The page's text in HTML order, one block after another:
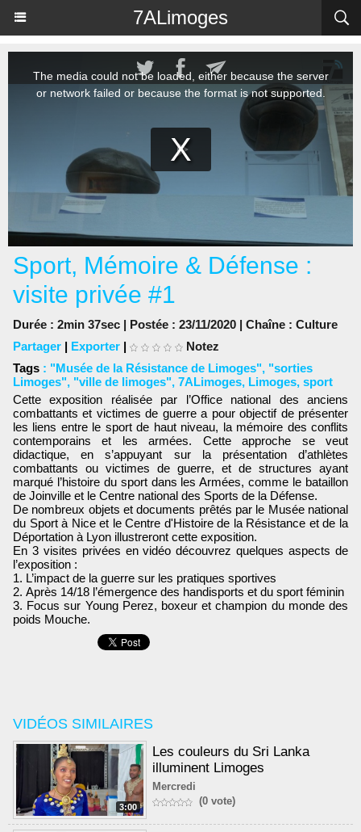
7ALimoges
VIDÉOS SIMILAIRES
3:00
Les couleurs du Sri Lanka
illuminent Limoges
Mercredi
(0 vote)
Sport, Mémoire & Défense :
visite privée #1
Durée : 2min 37sec | Postée : 23/11/2020 | Chaîne : Culture
Partager | Exporter |
Notez
Tags : "Musée de la Résistance de Limoges", "sorties
Limoges", "ville de limoges", 7ALimoges, Limoges, sport
Cette exposition réalisée par l’Office national des anciens
combattants et victimes de guerre a pour objectif de présenter
les liens entre le sport de haut niveau, la mémoire des conflits
contemporains et les armées. Cette approche se veut
didactique, en s’appuyant sur la présentation d’athlètes
combattants ou victimes de guerre, et de structures ayant
marqué l’histoire du sport dans les Armées, comme le bataillon
de Joinville et le Centre national des Sports de la Défense.
De nombreux objets et documents prêtés par le Musée national
du Sport à Nice et le Centre d'Histoire de la Résistance et de la
Déportation à Lyon illustreront cette exposition.
En 3 visites privées en vidéo découvrez quelques aspects de
l’exposition :
L’impact de la guerre sur les pratiques sportives
Après 14/18 l’émergence des handisports et du sport féminin
Focus sur Young Perez, boxeur et champion du monde des
poids Mouche.